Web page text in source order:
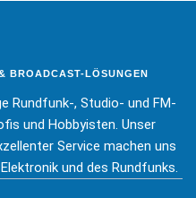
BROADCAST-LÖSUNGEN
Rundfunk-, Studio- und FM-
und Hobbyisten. Unser
Service machen uns
und des Rundfunks.